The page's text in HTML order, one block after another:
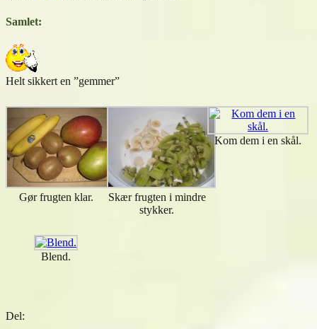
Samlet:
Helt sikkert en ”gemmer”
Gør frugten klar.
Skær frugten i mindre
stykker.
Kom dem i en skål.
Blend.
Del: